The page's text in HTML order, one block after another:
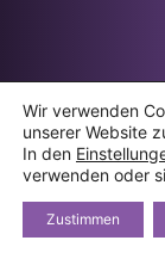
Wir verwenden
unserer Website
In den
verwenden oder
Zustimmen